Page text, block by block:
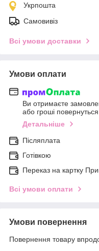
Укрпошта
Самовивіз
Всі умови доставки
Умови оплати
Ви отримаєте
або гроші
Детальніше
Післяплата
Готівкою
Переказ на картку
Всі умови оплати
Умови повернення
Повернення товару